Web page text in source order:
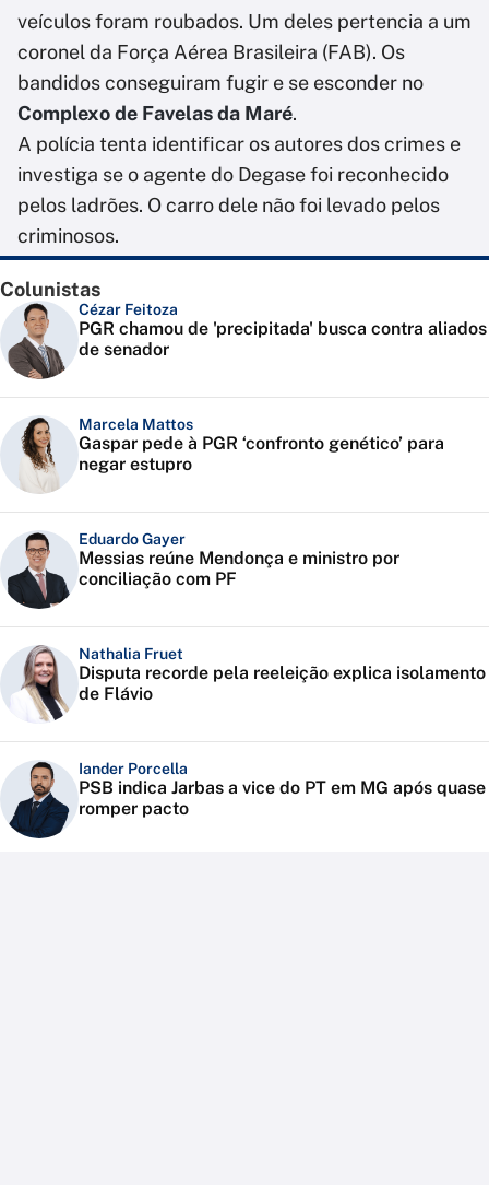
veículos foram roubados. Um deles pertencia a um
coronel da Força Aérea Brasileira (FAB). Os
bandidos conseguiram fugir e se esconder no
Complexo de Favelas da Maré.
A polícia tenta identificar os autores dos crimes e
investiga se o agente do Degase foi reconhecido
pelos ladrões. O carro dele não foi levado pelos
criminosos.
Colunistas
Cézar Feitoza
PGR chamou de 'precipitada' busca contra aliados
de senador
Marcela Mattos
Gaspar pede à PGR ‘confronto genético’ para
negar estupro
Eduardo Gayer
Messias reúne Mendonça e ministro por
conciliação com PF
Nathalia Fruet
Disputa recorde pela reeleição explica isolamento
de Flávio
Iander Porcella
PSB indica Jarbas a vice do PT em MG após quase
romper pacto